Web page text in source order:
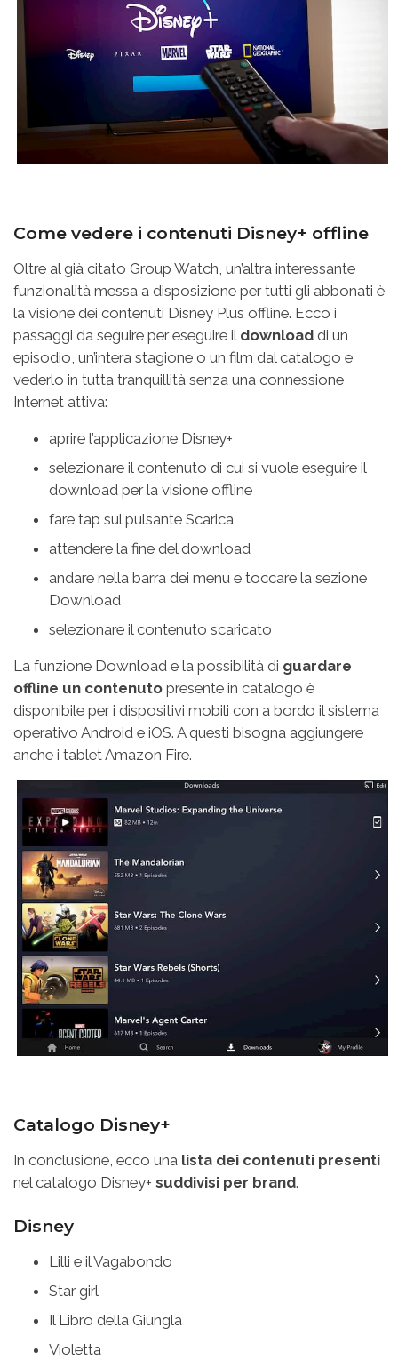
Come vedere i contenuti Disney+ offline
Oltre al già citato Group Watch, un’altra interessante
funzionalità messa a disposizione per tutti gli abbonati è
la visione dei contenuti Disney Plus offline. Ecco i
passaggi da seguire per eseguire il download di un
episodio, un’intera stagione o un film dal catalogo e
vederlo in tutta tranquillità senza una connessione
Internet attiva:
aprire l’applicazione Disney+
selezionare il contenuto di cui si vuole eseguire il
download per la visione offline
fare tap sul pulsante Scarica
attendere la fine del download
andare nella barra dei menu e toccare la sezione
Download
selezionare il contenuto scaricato
La funzione Download e la possibilità di guardare
offline un contenuto presente in catalogo è
disponibile per i dispositivi mobili con a bordo il sistema
operativo Android e iOS. A questi bisogna aggiungere
anche i tablet Amazon Fire.
Catalogo Disney+
In conclusione, ecco una lista dei contenuti presenti
nel catalogo Disney+ suddivisi per brand.
Disney
Lilli e il Vagabondo
Star girl
Il Libro della Giungla
Violetta